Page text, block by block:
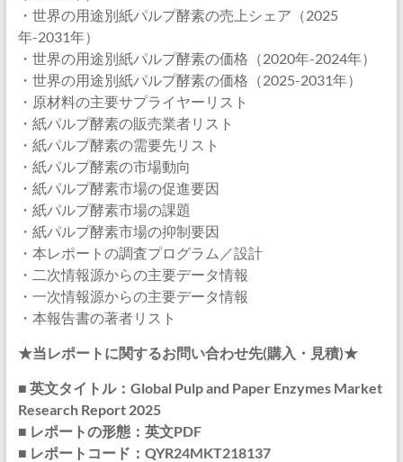
・世界の用途別紙パルプ酵素の売上シェア（2025
年-2031年）
・世界の用途別紙パルプ酵素の価格（2020年-2024年）
・世界の用途別紙パルプ酵素の価格（2025-2031年）
・原材料の主要サプライヤーリスト
・紙パルプ酵素の販売業者リスト
・紙パルプ酵素の需要先リスト
・紙パルプ酵素の市場動向
・紙パルプ酵素市場の促進要因
・紙パルプ酵素市場の課題
・紙パルプ酵素市場の抑制要因
・本レポートの調査プログラム／設計
・二次情報源からの主要データ情報
・一次情報源からの主要データ情報
・本報告書の著者リスト
★当レポートに関するお問い合わせ先(購入・見積)★
■ 英文タイトル：Global Pulp and Paper Enzymes Market
Research Report 2025
■ レポートの形態：英文PDF
■ レポートコード：QYR24MKT218137